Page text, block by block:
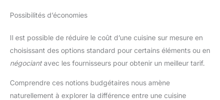
Possibilités d’économies
Il est possible de réduire le coût d’une cuisine sur mesure en
choisissant des options standard pour certains éléments ou en
négociantavec les fournisseurs pour obtenir un meilleur tarif.
Comprendre ces notions budgétaires nous amène
naturellement à explorer la différence entre une cuisine